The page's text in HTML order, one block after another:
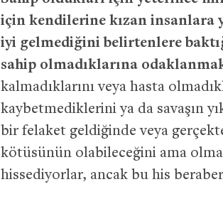
için kendilerine kızan insanlara
iyi gelmediğini belirtenlere
sahip olmadıklarına
kalmadıklarını veya hasta
kaybetmediklerini ya da savaşın
bir felaket geldiğinde veya
kötüsünün olabileceğini ama
hissediyorlar, ancak bu his